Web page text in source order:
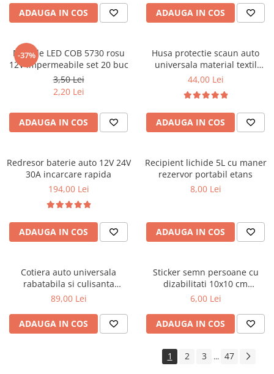
Covorase DACIA
Covorase DS
Covorase FIAT
Covorase FORD
Covorase HONDA
Covorase HYUNDAI
Covorase ISUZU
Covorase KIA
Covorase MAN
Covorase MAZDA
Covorase MERCEDES
Covorase MINI
Covorase NISSAN
Covorase OPEL
Covorase PEUGEOT
ADAUGA IN COS ADAUGA IN COS
-37%
Module LED COB 5730 rosu
12V impermeabile set 20 buc
3,50 Lei
2,20 Lei
ADAUGA IN COS
Husa protectie scaun auto
universala material textil
106x47 cm neagra
44,00 Lei
ADAUGA IN COS
Redresor baterie auto 12V 24V
30A incarcare rapida
194,00 Lei
ADAUGA IN COS
Recipient lichide 5L cu maner
rezervor portabil etans
8,00 Lei
ADAUGA IN COS
Cotiera auto universala
rabatabila si culisanta
reglabila neagra
89,00 Lei
ADAUGA IN COS
Sticker semn persoane cu
dizabilitati 10x10 cm
informare auto
6,00 Lei
ADAUGA IN COS
1 2 3 ... 47